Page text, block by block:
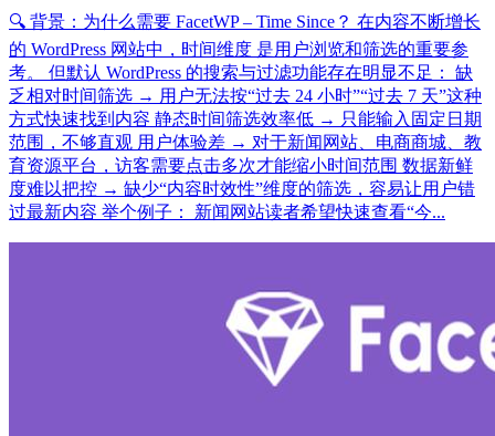
🔍 背景：为什么需要 FacetWP – Time Since？ 在内容不断增长
的 WordPress 网站中，时间维度 是用户浏览和筛选的重要参
考。 但默认 WordPress 的搜索与过滤功能存在明显不足： 缺
乏相对时间筛选 → 用户无法按“过去 24 小时”“过去 7 天”这种
方式快速找到内容 静态时间筛选效率低 → 只能输入固定日期
范围，不够直观 用户体验差 → 对于新闻网站、电商商城、教
育资源平台，访客需要点击多次才能缩小时间范围 数据新鲜
度难以把控 → 缺少“内容时效性”维度的筛选，容易让用户错
过最新内容 举个例子： 新闻网站读者希望快速查看“今...